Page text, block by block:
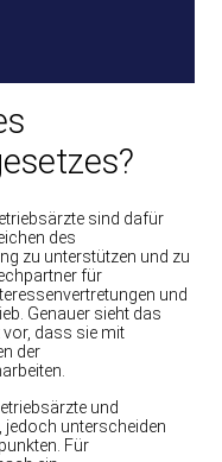
sind dafür
des
zu unterstützen und zu
für
und
Genauer sieht das
dass sie mit
der
und
jedoch unterscheiden
Für